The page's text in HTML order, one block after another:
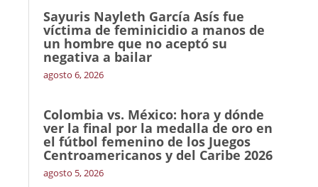
Sayuris Nayleth García Asís fue
víctima de feminicidio a manos de
un hombre que no aceptó su
negativa a bailar
agosto 6, 2026
Colombia vs. México: hora y dónde
ver la final por la medalla de oro en
el fútbol femenino de los Juegos
Centroamericanos y del Caribe 2026
agosto 5, 2026